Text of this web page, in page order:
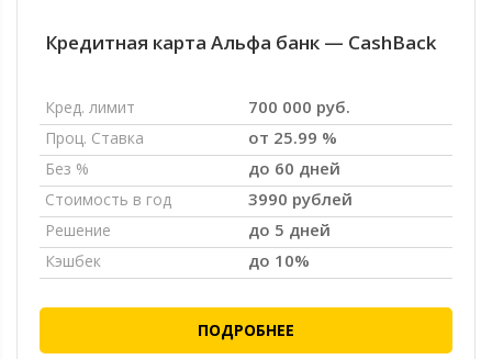
Кредитная карта Альфа банк — CashBack
Кред. лимит 700 000 руб.
Проц. Ставка от 25.99 %
Без % до 60 дней
Стоимость в год 3990 рублей
Решение до 5 дней
Кэшбек до 10%
ПОДРОБНЕЕ